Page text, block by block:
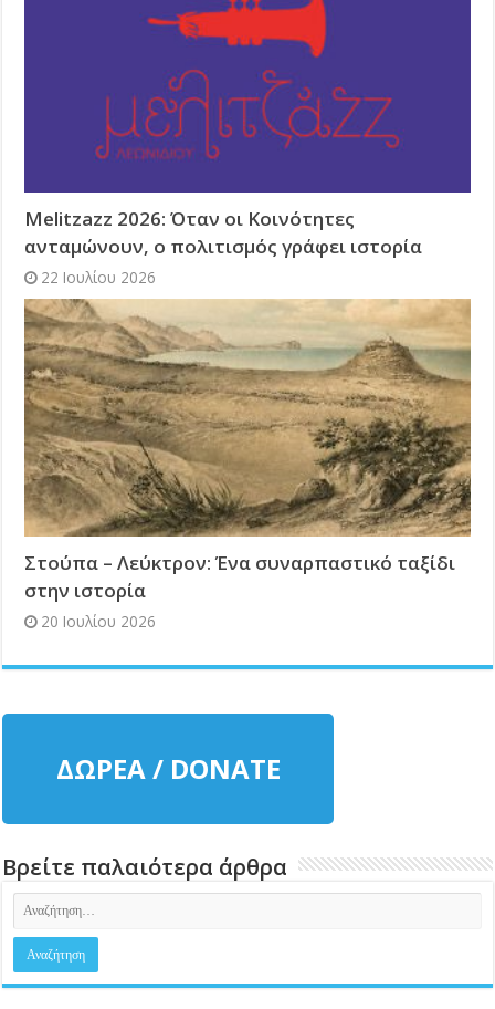
Melitzazz 2026: Όταν οι Κοινότητες
ανταμώνουν, ο πολιτισμός γράφει ιστορία
22 Ιουλίου 2026
Στούπα – Λεύκτρον: Ένα συναρπαστικό ταξίδι
στην ιστορία
20 Ιουλίου 2026
ΔΩΡΕΑ / DONATE
Βρείτε παλαιότερα άρθρα